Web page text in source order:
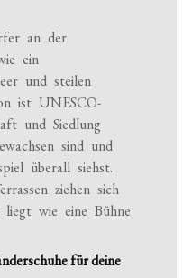
an der
ein
und steilen
ist UNESCO-
und Siedlung
sind und
überall siehst.
ziehen sich
wie eine Bühne
für deine